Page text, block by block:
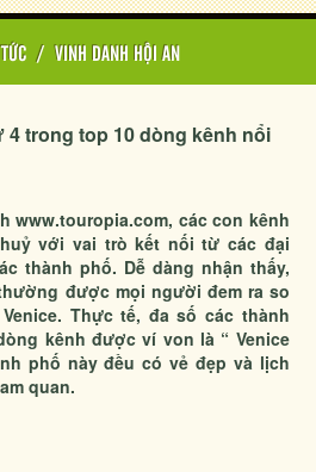
/ VINH DANH HỘI AN
trong top 10 dòng kênh nổi
www.touropia.com, các con kênh
với vai trò kết nối từ các đại
thành phố. Dễ dàng nhận thấy,
được mọi người đem ra so
Thực tế, đa số các thành
kênh được ví von là “ Venice
phố này đều có vẻ đẹp và lịch
quan.